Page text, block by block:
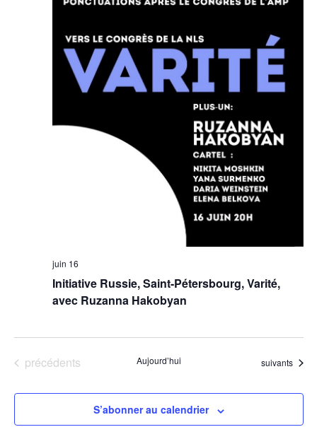
Initiative Russie, Saint-Pétersbourg, Varité,
avec Ruzanna Hakobyan
juin 16
Évènements
précédents Aujourd’hui Évènements
suivants
S’abonner au calendrier